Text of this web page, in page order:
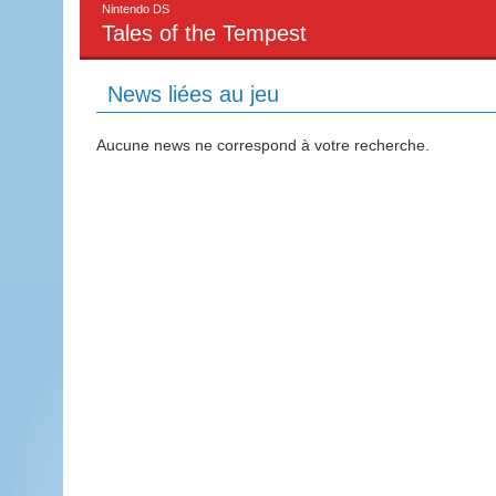
Nintendo DS
Tales of the Tempest
News liées au jeu
Aucune news ne correspond à votre recherche.